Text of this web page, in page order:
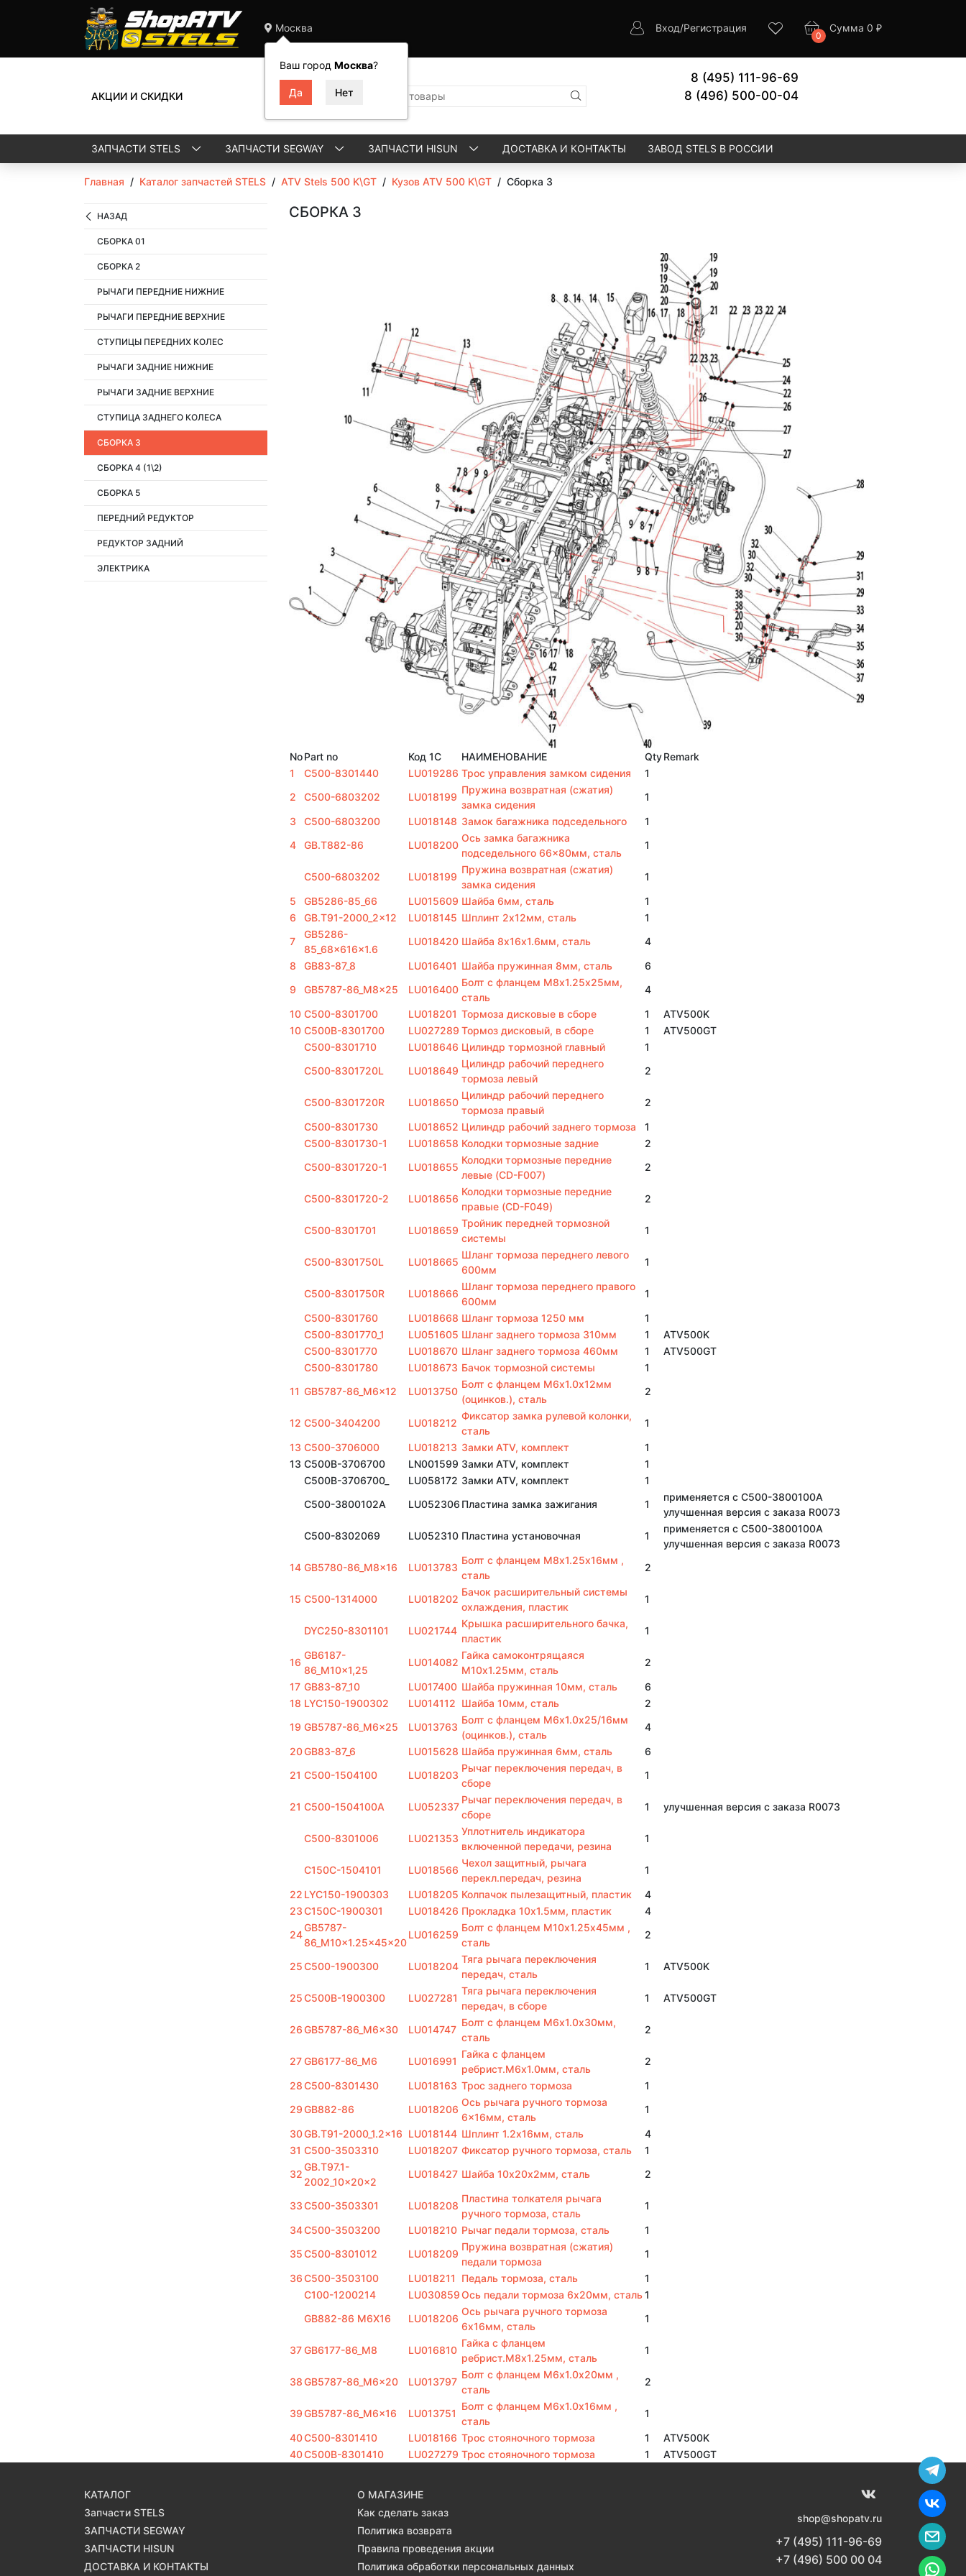
Москва
Ваш город Москва?
Вход/Регистрация
0
Сумма 0 ₽
АКЦИИ И СКИДКИ
8 (495) 111-96-69
8 (496) 500-00-04
ЗАПЧАСТИ STELS ЗАПЧАСТИ SEGWAY ЗАПЧАСТИ HISUN ДОСТАВКА И КОНТАКТЫ ЗАВОД STELS В РОССИИ
Главная / Каталог запчастей STELS / ATV Stels 500 K\GT / Кузов ATV 500 K\GT / Сборка 3
НАЗАД
СБОРКА 01
СБОРКА 2
РЫЧАГИ ПЕРЕДНИЕ НИЖНИЕ
РЫЧАГИ ПЕРЕДНИЕ ВЕРХНИЕ
СТУПИЦЫ ПЕРЕДНИХ КОЛЕС
РЫЧАГИ ЗАДНИЕ НИЖНИЕ
РЫЧАГИ ЗАДНИЕ ВЕРХНИЕ
СТУПИЦА ЗАДНЕГО КОЛЕСА
СБОРКА 3
СБОРКА 4 (1\2)
СБОРКА 5
ПЕРЕДНИЙ РЕДУКТОР
РЕДУКТОР ЗАДНИЙ
ЭЛЕКТРИКА
СБОРКА 3
NoPart no Код 1С НАИМЕНОВАНИЕ QtyRemark
1
C500-8301440 LU019286 Трос управления замком сидения
1
2
С500-6803202 LU018199
Пружина возвратная (сжатия)
замка сидения
1
3
C500-6803200 LU018148 Замок багажника подседельного
1
4
GB.T882-86 LU018200
Ось замка багажника
подседельного 66×80мм, сталь
1
C500-6803202 LU018199
Пружина возвратная (сжатия)
замка сидения
1
5
GB5286-85_66 LU015609 Шайба 6мм, сталь
1
6
GB.T91-2000_2x12 LU018145 Шплинт 2х12мм, сталь
1
7
GB5286-
85_68x616x1.6
LU018420 Шайба 8х16х1.6мм, сталь
4
8
GB83-87_8 LU016401 Шайба пружинная 8мм, сталь
6
9
GB5787-86_M8x25 LU016400
Болт с фланцем M8х1.25х25мм,
сталь
4
10 C500-8301700 LU018201 Тормоза дисковые в сборе 1
ATV500K
10 C500B-8301700 LU027289 Тормоз дисковый, в сборе 1
ATV500GT
C500-8301710
LU018646 Цилиндр тормозной главный
1
C500-8301720L
LU018649
Цилиндр рабочий переднего
тормоза левый
2
C500-8301720R LU018650
Цилиндр рабочий переднего
тормоза правый
2
C500-8301730
LU018652 Цилиндр рабочий заднего тормоза
1
C500-8301730-1
LU018658 Колодки тормозные задние
2
C500-8301720-1
LU018655
Колодки тормозные передние
левые (CD-F007)
2
C500-8301720-2 LU018656
Колодки тормозные передние
правые (CD-F049)
2
C500-8301701 LU018659
Тройник передней тормозной
системы
1
C500-8301750L LU018665
Шланг тормоза переднего левого
600мм
1
C500-8301750R LU018666
Шланг тормоза переднего правого
600мм
1
C500-8301760
LU018668 Шланг тормоза 1250 мм
1
C500-8301770_1
LU051605 Шланг заднего тормоза 310мм 1
ATV500K
C500-8301770
LU018670 Шланг заднего тормоза 460мм 1
ATV500GT
C500-8301780
LU018673 Бачок тормозной системы
1
11 GB5787-86_M6x12 LU013750
Болт с фланцем M6х1.0х12мм
(оцинков.), сталь
2
12 C500-3404200 LU018212
Фиксатор замка рулевой колонки,
сталь
1
13 C500-3706000 LU018213 Замки ATV, комплект
1
13 C500B-3706700 LN001599 Замки ATV, комплект
1
C500B-3706700_
LU058172 Замки ATV, комплект
1
C500-3800102A
LU052306 Пластина замка зажигания 1
применяется с C500-3800100A
улучшенная версия с заказа R0073
C500-8302069
LU052310 Пластина установочная 1
применяется с C500-3800100A
улучшенная версия с заказа R0073
14 GB5780-86_M8x16 LU013783
Болт с фланцем M8х1.25х16мм ,
сталь
2
15 C500-1314000 LU018202
Бачок расширительный системы
охлаждения, пластик
1
DYC250-8301101 LU021744
Крышка расширительного бачка,
пластик
1
16
GB6187-
86_M10x1,25
LU014082
Гайка самоконтрящаяся
M10х1.25мм, сталь
2
17 GB83-87_10 LU017400 Шайба пружинная 10мм, сталь
6
18 LYC150-1900302 LU014112 Шайба 10мм, сталь
2
19 GB5787-86_M6x25 LU013763
Болт с фланцем M6х1.0х25/16мм
(оцинков.), сталь
4
20GB83-87_6 LU015628 Шайба пружинная 6мм, сталь
6
21 C500-1504100 LU018203
Рычаг переключения передач, в
сборе
1
21 C500-1504100A LU052337
Рычаг переключения передач, в
сборе
1 улучшенная версия с заказа R0073
C500-8301006 LU021353
Уплотнитель индикатора
включенной передачи, резина
1
C150C-1504101 LU018566
Чехол защитный, рычага
перекл.передач, резина
1
22 LYC150-1900303 LU018205 Колпачок пылезащитный, пластик
4
23C150C-1900301 LU018426 Прокладка 10х1.5мм, пластик
4
24
GB5787-
86_M10x1.25x45x20
LU016259
Болт с фланцем M10х1.25х45мм ,
сталь
2
25C500-1900300 LU018204
Тяга рычага переключения
передач, сталь
1 ATV500K
25C500B-1900300 LU027281
Тяга рычага переключения
передач, в сборе
1 ATV500GT
26GB5787-86_M6x30 LU014747
Болт с фланцем M6х1.0х30мм,
сталь
2
27GB6177-86_M6 LU016991
Гайка с фланцем
ребрист.M6х1.0мм, сталь
2
28C500-8301430 LU018163 Трос заднего тормоза
1
29GB882-86 LU018206
Ось рычага ручного тормоза
6×16мм, сталь
1
30GB.T91-2000_1.2x16 LU018144 Шплинт 1.2х16мм, сталь
4
31 C500-3503310 LU018207 Фиксатор ручного тормоза, сталь
1
32
GB.T97.1-
2002_10x20x2
LU018427 Шайба 10х20х2мм, сталь 2
33C500-3503301 LU018208
Пластина толкателя рычага
ручного тормоза, сталь
1
34C500-3503200 LU018210 Рычаг педали тормоза, сталь
1
35C500-8301012 LU018209
Пружина возвратная (сжатия)
педали тормоза
1
36C500-3503100 LU018211 Педаль тормоза, сталь
1
C100-1200214
LU030859Ось педали тормоза 6х20мм, сталь1
GB882-86 M6X16
LU018206
Ось рычага ручного тормоза
6х16мм, сталь
1
37GB6177-86_M8 LU016810
Гайка с фланцем
ребрист.M8х1.25мм, сталь
1
38GB5787-86_M6x20 LU013797
Болт с фланцем M6х1.0х20мм ,
сталь
2
39GB5787-86_M6x16 LU013751
Болт с фланцем M6х1.0х16мм ,
сталь
1
40C500-8301410 LU018166 Трос стояночного тормоза 1
ATV500K
40C500B-8301410 LU027279 Трос стояночного тормоза 1 ATV500GT
КАТАЛОГ
Запчасти STELS
ЗАПЧАСТИ SEGWAY
ЗАПЧАСТИ HISUN
ДОСТАВКА И КОНТАКТЫ
О МАГАЗИНЕ
Как сделать заказ
Политика возврата
Правила проведения акции
Политика обработки персональных данных
shop@shopatv.ru
+7 (495) 111-96-69
+7 (496) 500 00 04